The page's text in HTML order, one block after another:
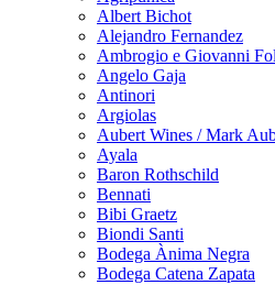
Albert Bichot
Alejandro Fernandez
Ambrogio e Giovanni
Angelo Gaja
Antinori
Argiolas
Aubert Wines / Mark
Ayala
Baron Rothschild
Bennati
Bibi Graetz
Biondi Santi
Bodega Ànima Negra
Bodega Catena Zapata